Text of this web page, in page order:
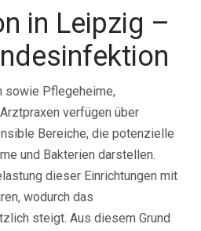
in Leipzig –
sowie Pflegeheime,
verfügen über
Bereiche, die potenzielle
und Bakterien darstellen.
dieser Einrichtungen mit
wodurch das
steigt. Aus diesem Grund